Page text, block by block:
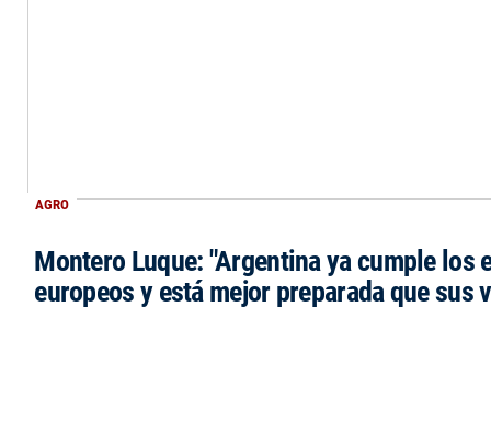
AGRO
Montero Luque: "Argentina ya cumple los
europeos y está mejor preparada que sus